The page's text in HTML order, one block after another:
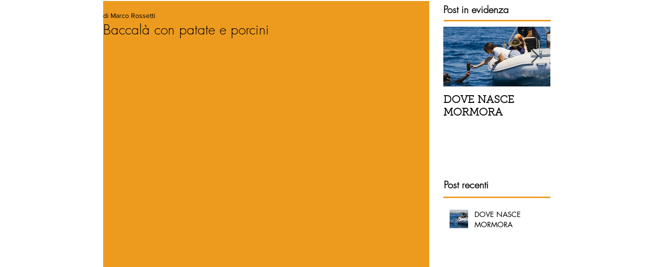
Baccalà con patate e porcini
di Marco Rossetti Post in evidenza
DOVE NASCE
MORMORA
Post recenti
DOVE NASCE
MORMORA